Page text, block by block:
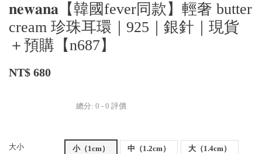
𝐧𝐞𝐰𝐚𝐧𝐚【韓國fever同款】輕奢 butter
cream 珍珠耳環｜925｜銀針｜現貨
＋預購【n687】
NT$ 680
總分: 0 - 0 評價
大小 小（1cm） 中（1.2cm） 大（1.4cm）